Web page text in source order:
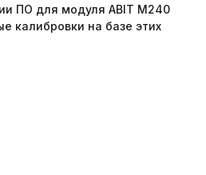
ПО для модуля ABIT M240
калибровки на базе этих